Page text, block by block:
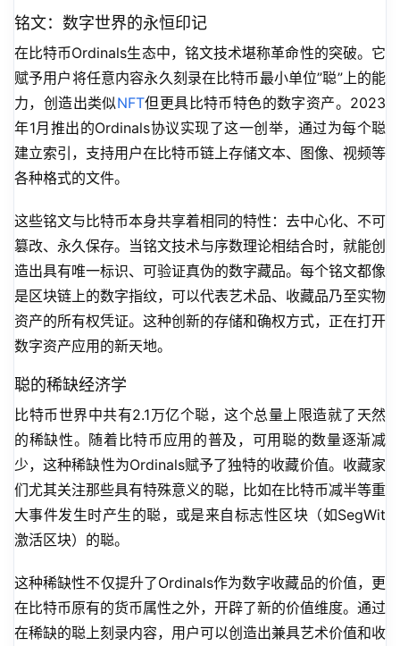
铭文：数字世界的永恒印记
在比特币Ordinals生态中，铭文技术堪称革命性的突破。它
赋予用户将任意内容永久刻录在比特币最小单位”聪”上的能
力，创造出类似NFT但更具比特币特色的数字资产。2023
年1月推出的Ordinals协议实现了这一创举，通过为每个聪
建立索引，支持用户在比特币链上存储文本、图像、视频等
各种格式的文件。
这些铭文与比特币本身共享着相同的特性：去中心化、不可
篡改、永久保存。当铭文技术与序数理论相结合时，就能创
造出具有唯一标识、可验证真伪的数字藏品。每个铭文都像
是区块链上的数字指纹，可以代表艺术品、收藏品乃至实物
资产的所有权凭证。这种创新的存储和确权方式，正在打开
数字资产应用的新天地。
聪的稀缺经济学
比特币世界中共有2.1万亿个聪，这个总量上限造就了天然
的稀缺性。随着比特币应用的普及，可用聪的数量逐渐减
少，这种稀缺性为Ordinals赋予了独特的收藏价值。收藏家
们尤其关注那些具有特殊意义的聪，比如在比特币减半等重
大事件发生时产生的聪，或是来自标志性区块（如SegWit
激活区块）的聪。
这种稀缺性不仅提升了Ordinals作为数字收藏品的价值，更
在比特币原有的货币属性之外，开辟了新的价值维度。通过
在稀缺的聪上刻录内容，用户可以创造出兼具艺术价值和收